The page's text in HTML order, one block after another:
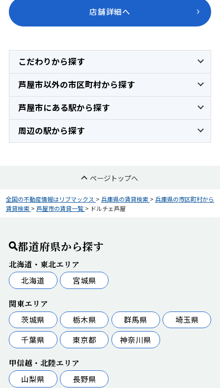
店舗詳細へ
こだわりから探す
芦屋市以外の市区町村から探す
芦屋市にある駅から探す
周辺の駅から探す
ページトップへ
全国の不動産情報はリブマックス > 兵庫県の賃貸検索 > 兵庫県の市区町村から
賃貸検索 > 芦屋市の賃貸一覧 > ドルチェ芦屋
都道府県から探す
北海道・東北エリア
北海道
宮城県
関東エリア
茨城県
栃木県 群馬県
埼玉県
千葉県
東京都 神奈川県
甲信越・北陸エリア
山梨県
長野県